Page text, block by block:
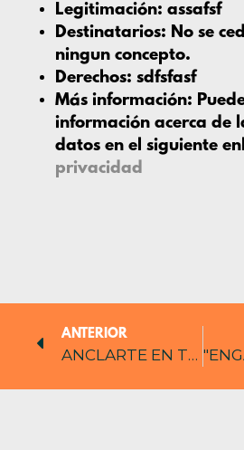
Legitimación: assafsf
Destinatarios: No se
ningun concepto.
Derechos: sdfsfasf
Más información:
información acerca de
datos en el siguiente
privacidad
ANTERIOR
ANCLARTE EN TUS FORTALEZAS